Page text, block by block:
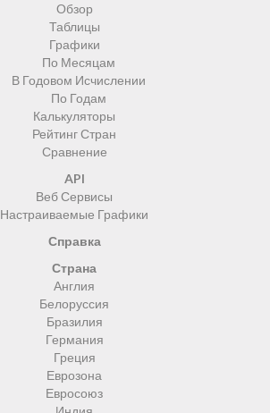
Обзор
Таблицы
Графики
По Месяцам
В Годовом Исчислении
По Годам
Калькуляторы
Рейтинг Стран
Сравнение
API
Веб Сервисы
Настраиваемые Графики
Справка
Страна
Англия
Белоруссия
Бразилия
Германия
Греция
Еврозона
Евросоюз